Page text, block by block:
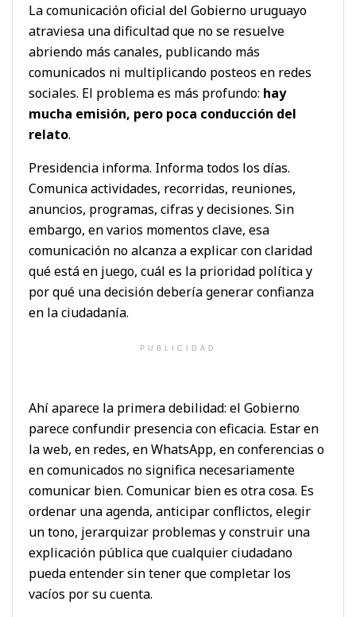
La comunicación oficial del Gobierno uruguayo
atraviesa una dificultad que no se resuelve
abriendo más canales, publicando más
comunicados ni multiplicando posteos en redes
sociales. El problema es más profundo: hay
mucha emisión, pero poca conducción del
relato.
Presidencia informa. Informa todos los días.
Comunica actividades, recorridas, reuniones,
anuncios, programas, cifras y decisiones. Sin
embargo, en varios momentos clave, esa
comunicación no alcanza a explicar con claridad
qué está en juego, cuál es la prioridad política y
por qué una decisión debería generar confianza
en la ciudadanía.
PUBLICIDAD
Ahí aparece la primera debilidad: el Gobierno
parece confundir presencia con eficacia. Estar en
la web, en redes, en WhatsApp, en conferencias o
en comunicados no significa necesariamente
comunicar bien. Comunicar bien es otra cosa. Es
ordenar una agenda, anticipar conflictos, elegir
un tono, jerarquizar problemas y construir una
explicación pública que cualquier ciudadano
pueda entender sin tener que completar los
vacíos por su cuenta.